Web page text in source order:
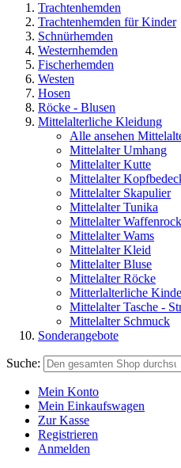
Trachtenhemden
Trachtenhemden für Kinder
Schnürhemden
Westernhemden
Fischerhemden
Westen
Hosen
Röcke - Blusen
Mittelalterliche Kleidung
Alle ansehen
Mittelalter Umhang
Mittelalter Kutte
Mittelalter
Mittelalter Skapulier
Mittelalter Tunika
Mittelalter Waffenrock
Mittelalter Wams
Mittelalter Kleid
Mittelalter Bluse
Mittelalter Röcke
Mitterlalterliche
Mittelalter Tasche -
Mittelalter Schmuck
Sonderangebote
Suche:
Mein Konto
Mein Einkaufswagen
Zur Kasse
Registrieren
Anmelden